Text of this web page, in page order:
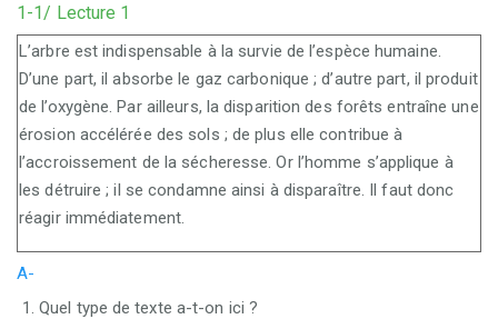
1-1/ Lecture 1
L’arbre est indispensable à la survie de l’espèce humaine.
D’une part, il absorbe le gaz carbonique ; d’autre part, il produit
de l’oxygène. Par ailleurs, la disparition des forêts entraîne une
érosion accélérée des sols ; de plus elle contribue à
l’accroissement de la sécheresse. Or l’homme s’applique à
les détruire ; il se condamne ainsi à disparaître. Il faut donc
réagir immédiatement.
A-
Quel type de texte a-t-on ici ?